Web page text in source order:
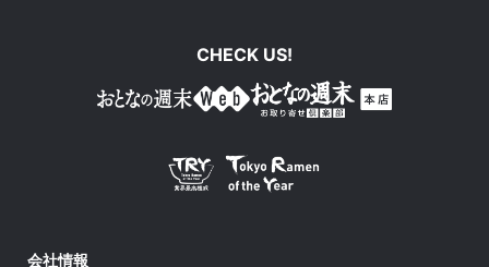
CHECK US!
会社情報